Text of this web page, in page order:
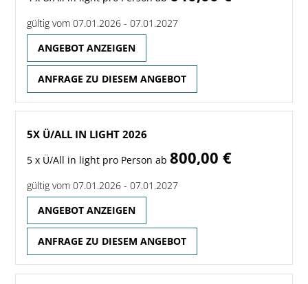
gültig vom 07.01.2026 - 07.01.2027
ANGEBOT ANZEIGEN
ANFRAGE ZU DIESEM ANGEBOT
5X Ü/ALL IN LIGHT 2026
5 x Ü/All in light pro Person ab 800,00 €
gültig vom 07.01.2026 - 07.01.2027
ANGEBOT ANZEIGEN
ANFRAGE ZU DIESEM ANGEBOT